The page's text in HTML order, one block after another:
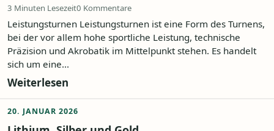
3 Minuten Lesezeit0 Kommentare
Leistungsturnen Leistungsturnen ist eine Form des Turnens,
bei der vor allem hohe sportliche Leistung, technische
Präzision und Akrobatik im Mittelpunkt stehen. Es handelt
sich um eine...
Weiterlesen
20. JANUAR 2026